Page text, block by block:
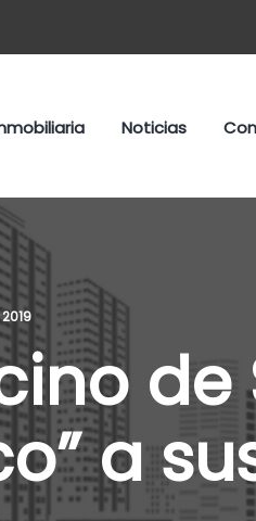
Noticias
2019
de
a